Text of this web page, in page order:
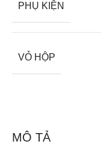
MÔ TẢ
PHỤ KIỆN
VỎ HỘP